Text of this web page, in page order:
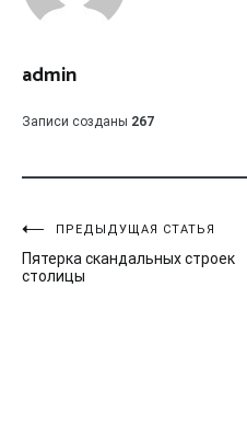
admin
Записи созданы 267
Навигация
по
ПРЕДЫДУЩАЯ СТАТЬЯ
Пятерка скандальных строек
столицы